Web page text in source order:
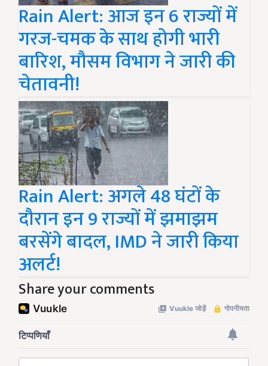
Rain Alert: आज इन 6 राज्यों में
गरज-चमक के साथ होगी भारी
बारिश, मौसम विभाग ने जारी की
चेतावनी!
Rain Alert: अगले 48 घंटों के
दौरान इन 9 राज्यों में झमाझम
बरसेंगे बादल, IMD ने जारी किया
अलर्ट!
Share your comments